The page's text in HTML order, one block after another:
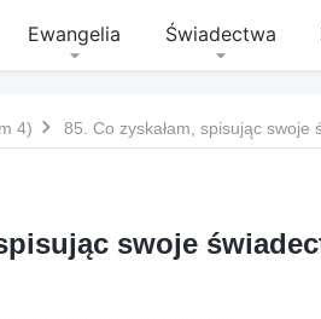
Ewangelia Świadectwa
4) 85. Co zyskałam, spisując swoje
swoje